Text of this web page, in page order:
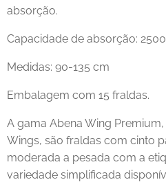
absorção.
Capacidade de absorção:
Medidas: 90-135 cm
Embalagem com 15 fraldas.
A gama Abena Wing
Wings, são fraldas com cinto
moderada a pesada com a
variedade simplificada